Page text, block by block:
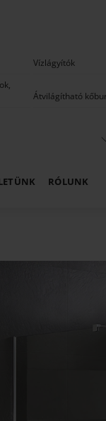
Vízlágyítók
Átvilágítható
RÓLUNK